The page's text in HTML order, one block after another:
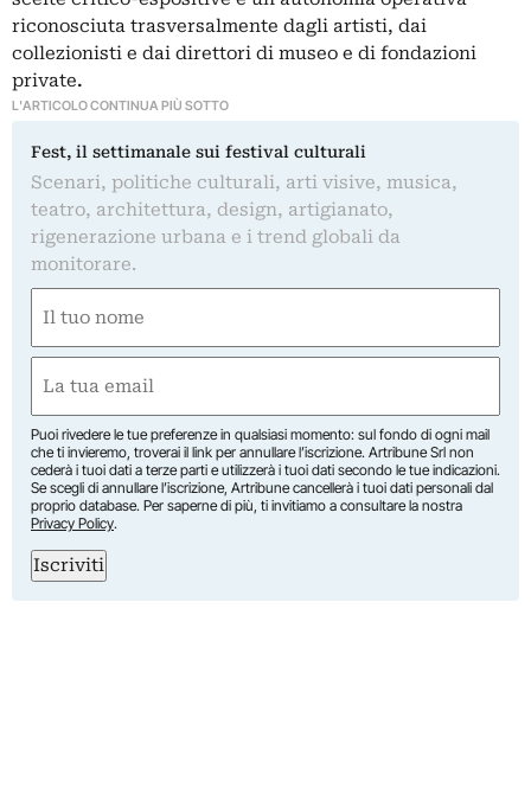
riconosciuta trasversalmente dagli artisti, dai
collezionisti e dai direttori di museo e di fondazioni
private.
L'ARTICOLO CONTINUA PIÙ SOTTO
Fest, il settimanale sui festival culturali
Scenari, politiche culturali, arti visive, musica,
teatro, architettura, design, artigianato,
rigenerazione urbana e i trend globali da
monitorare.
(Required)
First
(Required)
Puoi rivedere le tue preferenze in qualsiasi momento: sul fondo di ogni mail
che ti invieremo, troverai il link per annullare l’iscrizione. Artribune Srl non
cederà i tuoi dati a terze parti e utilizzerà i tuoi dati secondo le tue indicazioni.
Se scegli di annullare l’iscrizione, Artribune cancellerà i tuoi dati personali dal
proprio database. Per saperne di più, ti invitiamo a consultare la nostra
Privacy Policy.
Iscriviti